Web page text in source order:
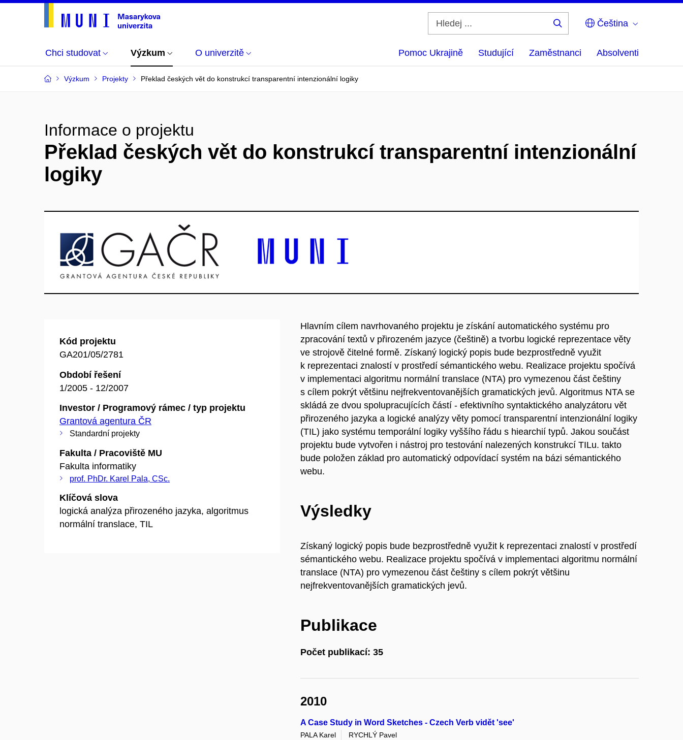
Čeština
Chci studovat Výzkum O univerzitě Pomoc Ukrajině Studující Zaměstnanci Absolventi
Výzkum Projekty Překlad českých vět do konstrukcí transparentní intenzionální logiky
Informace o projektu
Překlad českých vět do konstrukcí transparentní intenzionální
logiky
Kód projektu
GA201/05/2781
Období řešení
1/2005 - 12/2007
Investor / Programový rámec / typ projektu
Grantová agentura ČR
Standardní projekty
Fakulta / Pracoviště MU
Fakulta informatiky
prof. PhDr. Karel Pala, CSc.
Klíčová slova
logická analýza přirozeného jazyka, algoritmus
normální translace, TIL
Hlavním cílem navrhovaného projektu je získání automatického systému pro
zpracování textů v přirozeném jazyce (češtině) a tvorbu logické reprezentace věty
ve strojově čitelné formě. Získaný logický popis bude bezprostředně využit
k reprezentaci znalostí v prostředí sémantického webu. Realizace projektu spočívá
v implementaci algoritmu normální translace (NTA) pro vymezenou část češtiny
s cílem pokrýt většinu nejfrekventovanějších gramatických jevů. Algoritmus NTA se
skládá ze dvou spolupracujících částí - efektivního syntaktického analyzátoru vět
přirozeného jazyka a logické analýzy věty pomocí transparentní intenzionální logiky
(TIL) jako systému temporální logiky vyššího řádu s hiearchií typů. Jakou součást
projektu bude vytvořen i nástroj pro testování nalezených konstrukcí TILu. takto
bude položen základ pro automatický odpovídací systém na bázi sémantického
webu.
Výsledky
Získaný logický popis bude bezprostředně využit k reprezentaci znalostí v prostředí
sémantického webu. Realizace projektu spočívá v implementaci algoritmu normální
translace (NTA) pro vymezenou část češtiny s cílem pokrýt většinu
nejfrekventovanějších gramatických jevů.
Publikace
Počet publikací: 35
2010
A Case Study in Word Sketches - Czech Verb vidět 'see'
PALA Karel
RYCHLÝ Pavel